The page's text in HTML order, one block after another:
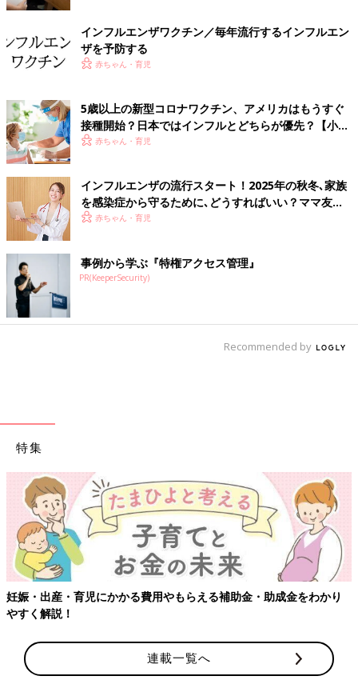
インフルエンザによる重症呼吸器障害のこともあり、インフルエ
ンザの不安が高まっている昨今、６カ月を過ぎた赤ちゃんは、で
きる限りワクチン接種をしておくことが大事といえそうですね。
（取材・文／ひよこクラブ編集部）
■監修／廣津伸夫先生
1972年東京慈恵医科大学卒業。84年から神奈川県川崎市にて廣
津医院を開院。感染症・インフルエンザが専門。多くの論文や、
国際学会での発表があります。
インフルエンザワクチン／毎年流行するインフルエン
ザを予防する
赤ちゃん・育児
5歳以上の新型コロナワクチン、アメリカはもうすぐ
接種開始？日本ではインフルとどちらが優先？【小児
科医】
赤ちゃん・育児
インフルエンザの流行スタート！2025年の秋冬､家族
を感染症から守るために､どうすればいい？ママ友ド
クターに聞く
赤ちゃん・育児
事例から学ぶ『特権アクセス管理』
PR(KeeperSecurity)
Recommended by
特集
妊娠・出産・育児にかかる費用やもらえる補助金・助成金をわかり
やすく解説！
連載一覧へ